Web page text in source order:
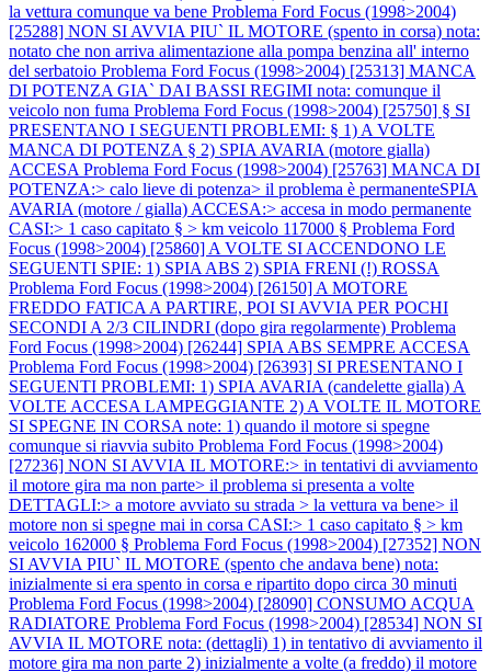
la vettura comunque va bene Problema Ford Focus (1998>2004)
[25288] NON SI AVVIA PIU` IL MOTORE (spento in corsa) nota:
notato che non arriva alimentazione alla pompa benzina all' interno
del serbatoio Problema Ford Focus (1998>2004) [25313] MANCA
DI POTENZA GIA` DAI BASSI REGIMI nota: comunque il
veicolo non fuma Problema Ford Focus (1998>2004) [25750] § SI
PRESENTANO I SEGUENTI PROBLEMI: § 1) A VOLTE
MANCA DI POTENZA § 2) SPIA AVARIA (motore gialla)
ACCESA Problema Ford Focus (1998>2004) [25763] MANCA DI
POTENZA:> calo lieve di potenza> il problema è permanenteSPIA
AVARIA (motore / gialla) ACCESA:> accesa in modo permanente
CASI:> 1 caso capitato § > km veicolo 117000 § Problema Ford
Focus (1998>2004) [25860] A VOLTE SI ACCENDONO LE
SEGUENTI SPIE: 1) SPIA ABS 2) SPIA FRENI (!) ROSSA
Problema Ford Focus (1998>2004) [26150] A MOTORE
FREDDO FATICA A PARTIRE, POI SI AVVIA PER POCHI
SECONDI A 2/3 CILINDRI (dopo gira regolarmente) Problema
Ford Focus (1998>2004) [26244] SPIA ABS SEMPRE ACCESA
Problema Ford Focus (1998>2004) [26393] SI PRESENTANO I
SEGUENTI PROBLEMI: 1) SPIA AVARIA (candelette gialla) A
VOLTE ACCESA LAMPEGGIANTE 2) A VOLTE IL MOTORE
SI SPEGNE IN CORSA note: 1) quando il motore si spegne
comunque si riavvia subito Problema Ford Focus (1998>2004)
[27236] NON SI AVVIA IL MOTORE:> in tentativi di avviamento
il motore gira ma non parte> il problema si presenta a volte
DETTAGLI:> a motore avviato su strada > la vettura va bene> il
motore non si spegne mai in corsa CASI:> 1 caso capitato § > km
veicolo 162000 § Problema Ford Focus (1998>2004) [27352] NON
SI AVVIA PIU` IL MOTORE (spento che andava bene) nota:
inizialmente si era spento in corsa e ripartito dopo circa 30 minuti
Problema Ford Focus (1998>2004) [28090] CONSUMO ACQUA
RADIATORE Problema Ford Focus (1998>2004) [28534] NON SI
AVVIA IL MOTORE nota: (dettagli) 1) in tentativo di avviamento il
motore gira ma non parte 2) inizialmente a volte (a freddo) il motore